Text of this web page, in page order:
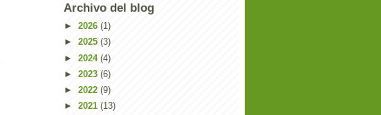
Archivo del blog
► 2026 (1)
► 2025 (3)
► 2024 (4)
► 2023 (6)
► 2022 (9)
► 2021 (13)